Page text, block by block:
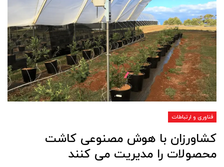
فناوری و ارتباطات
کشاورزان با هوش مصنوعی کاشت
محصولات را مدیریت می کنند